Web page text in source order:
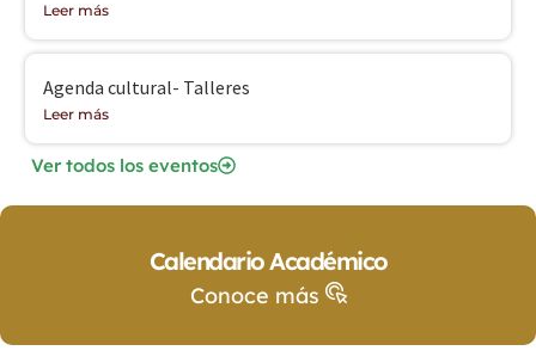
Leer más
Agenda cultural- Talleres
Leer más
Ver todos los eventos
Calendario Académico
Conoce más